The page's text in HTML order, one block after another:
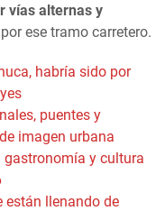
vías alternas y
ese tramo carretero.
habría sido por
puentes y
imagen urbana
gastronomía y cultura
están llenando de